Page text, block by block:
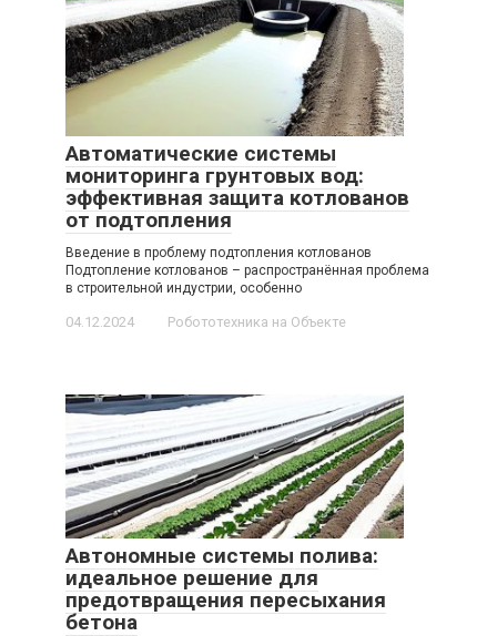
Автоматические системы
мониторинга грунтовых вод:
эффективная защита котлованов
от подтопления
Введение в проблему подтопления котлованов
Подтопление котлованов – распространённая проблема
в строительной индустрии, особенно
04.12.2024 Робототехника на Объекте
Автономные системы полива:
идеальное решение для
предотвращения пересыхания
бетона